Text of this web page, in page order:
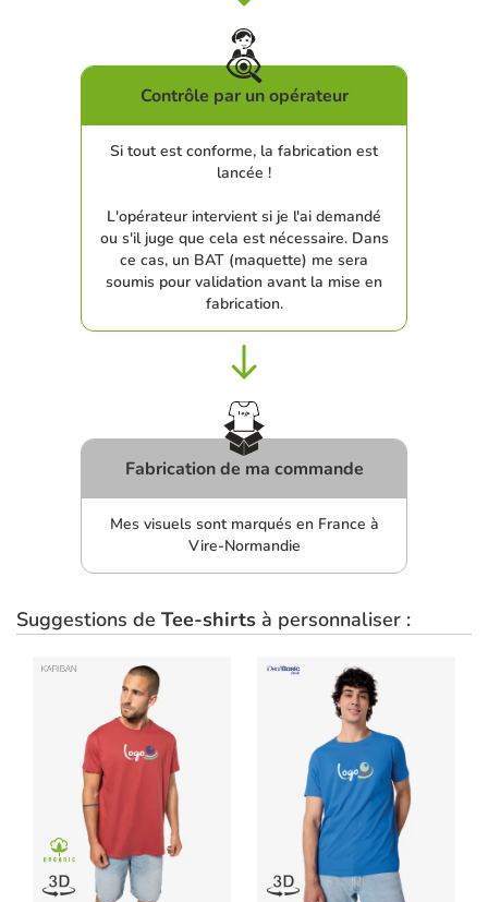
Contrôle par un opérateur
Si tout est conforme, la fabrication est
lancée !
L'opérateur intervient si je l'ai demandé
ou s'il juge que cela est nécessaire. Dans
ce cas, un BAT (maquette) me sera
soumis pour validation avant la mise en
fabrication.
Fabrication de ma commande
Mes visuels sont marqués en France à
Vire-Normandie
Suggestions de Tee-shirts à personnaliser :